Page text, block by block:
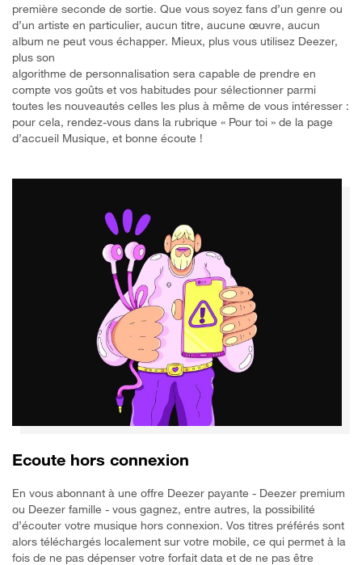
première seconde de sortie. Que vous soyez fans d’un genre ou
d’un artiste en particulier, aucun titre, aucune œuvre, aucun
album ne peut vous échapper. Mieux, plus vous utilisez Deezer,
plus son
algorithme de personnalisation sera capable de prendre en
compte vos goûts et vos habitudes pour sélectionner parmi
toutes les nouveautés celles les plus à même de vous intéresser :
pour cela, rendez-vous dans la rubrique « Pour toi » de la page
d’accueil Musique, et bonne écoute !
Ecoute hors connexion
En vous abonnant à une offre Deezer payante - Deezer premium
ou Deezer famille - vous gagnez, entre autres, la possibilité
d’écouter votre musique hors connexion. Vos titres préférés sont
alors téléchargés localement sur votre mobile, ce qui permet à la
fois de ne pas dépenser votre forfait data et de ne pas être